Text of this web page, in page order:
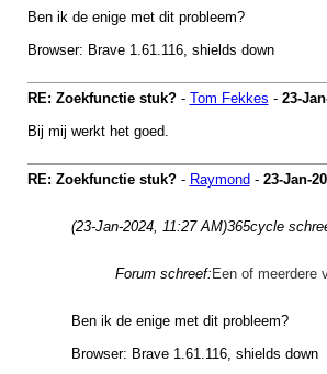
Ben ik de enige met dit probleem?
Browser: Brave 1.61.116, shields down
RE: Zoekfunctie stuk?- Tom Fekkes - 23-
Bij mij werkt het goed.
RE: Zoekfunctie stuk?- Raymond - 23-Jan-
(23-Jan-2024, 11:27 AM)365cycle
Forum schreef: Een of meerdere
Ben ik de enige met dit probleem?
Browser: Brave 1.61.116, shields down